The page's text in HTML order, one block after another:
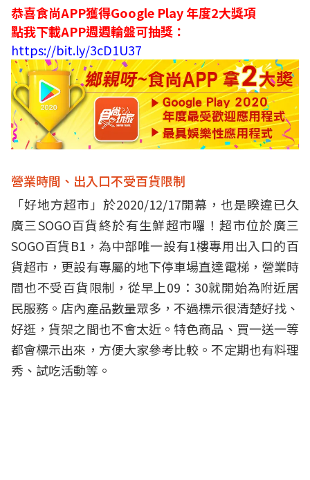
恭喜食尚APP獲得Google Play 年度2大獎項
點我下載APP週週輪盤可抽獎：
https://bit.ly/3cD1U37
營業時間、出入口不受百貨限制
「好地方超市」於2020/12/17開幕，也是睽違已久
廣三SOGO百貨終於有生鮮超市囉！超市位於廣三
SOGO百貨B1，為中部唯一設有1樓專用出入口的百
貨超市，更設有專屬的地下停車場直達電梯，營業時
間也不受百貨限制，從早上09：30就開始為附近居
民服務。店內產品數量眾多，不過標示很清楚好找、
好逛，貨架之間也不會太近。特色商品、買一送一等
都會標示出來，方便大家參考比較。不定期也有料理
秀、試吃活動等。